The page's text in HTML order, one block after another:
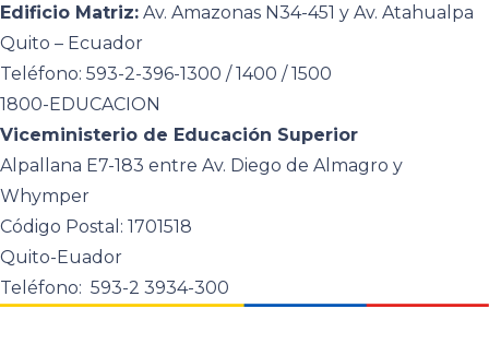
Edificio Matriz: Av. Amazonas N34-451 y Av. Atahualpa
Quito – Ecuador
Teléfono: 593-2-396-1300 / 1400 / 1500
1800-EDUCACION
Viceministerio de Educación Superior
Alpallana E7-183 entre Av. Diego de Almagro y
Whymper
Código Postal: 1701518
Quito-Euador
Teléfono: 593-2 3934-300